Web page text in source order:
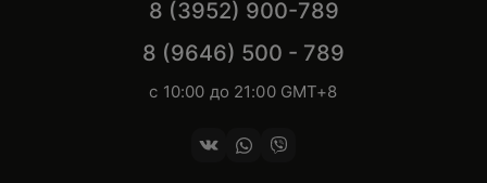
8 (3952) 900-789
8 (9646) 500 - 789
с 10:00 до 21:00 GMT+8